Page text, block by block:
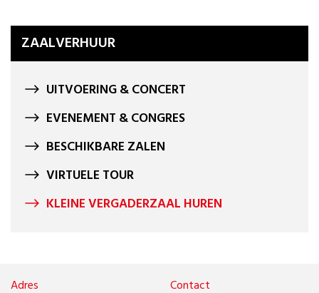
ZAALVERHUUR
UITVOERING & CONCERT
EVENEMENT & CONGRES
BESCHIKBARE ZALEN
VIRTUELE TOUR
KLEINE VERGADERZAAL HUREN
Adres
Contact